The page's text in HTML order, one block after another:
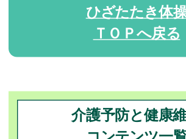
ひざたたき体
ＴＯＰへ戻る
介護予防と健康